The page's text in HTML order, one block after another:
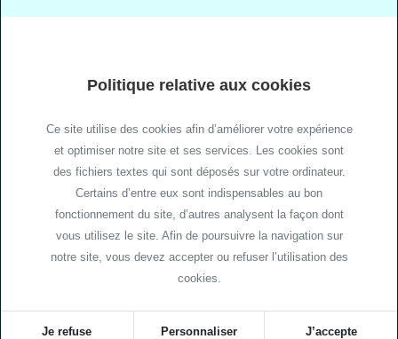
Politique relative aux cookies
Ce site utilise des cookies afin d’améliorer votre expérience
et optimiser notre site et ses services. Les cookies sont
des fichiers textes qui sont déposés sur votre ordinateur.
Certains d’entre eux sont indispensables au bon
fonctionnement du site, d’autres analysent la façon dont
vous utilisez le site. Afin de poursuivre la navigation sur
notre site, vous devez accepter ou refuser l’utilisation des
cookies.
Je refuse Personnaliser J’accepte